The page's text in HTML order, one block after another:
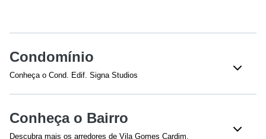
Condomínio
Conheça o Cond. Edif. Signa Studios
Elevador(es)
Conheça o Bairro
Descubra mais os arredores de Vila Gomes Cardim.